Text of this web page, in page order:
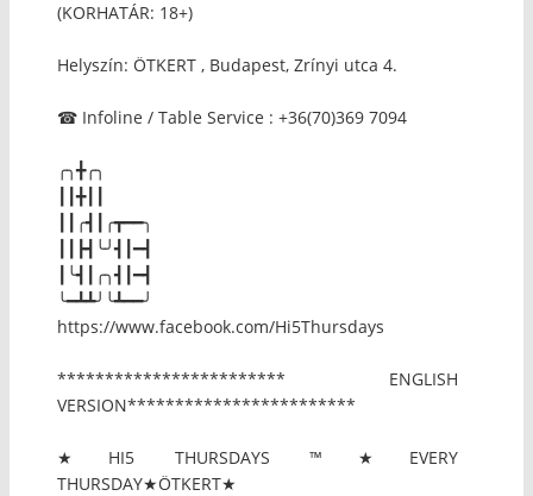
(KORHATÁR: 18+)
Helyszín: ÖTKERT , Budapest, Zrínyi utca 4.
☎ Infoline / Table Service : +36(70)369 7094
╭╮╋╭╮
┃┃╋┃┃
┃┃╭┫┃╭┳━━╮
┃┃┣┫╰╯┫┃━┫
┃╰┫┃╭╮┫┃━┫
╰━┻┻╯╰┻━━╯
https://www.facebook.com/Hi5Thursdays
************************ ENGLISH
VERSION************************
★HI5 THURSDAYS ™★EVERY
THURSDAY★ÖTKERT★